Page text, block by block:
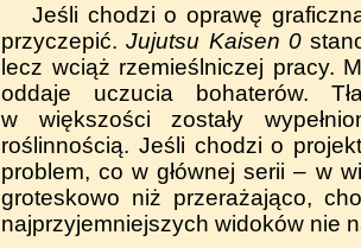
Jeśli chodzi o oprawę
przyczepić.Jujutsu Kaisen 0
lecz wciąż rzemieślniczej pracy.
oddaje uczucia bohaterów.
w większości zostały
roślinnością. Jeśli chodzi o
problem, co w głównej serii – w
groteskowo niż przerażająco,
najprzyjemniejszych widoków nie